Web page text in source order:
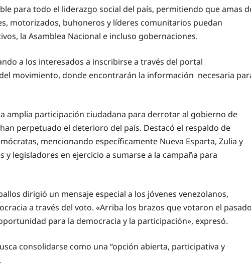
para todo el liderazgo social del país, permitiendo que amas
motorizados, buhoneros y líderes comunitarios puedan
la Asamblea Nacional e incluso gobernaciones.
a los interesados a inscribirse a través del portal
movimiento, donde encontrarán la información necesaria
amplia participación ciudadana para derrotar al gobierno de
perpetuado el deterioro del país. Destacó el respaldo de
mencionando específicamente Nueva Esparta, Zulia y
y legisladores en ejercicio a sumarse a la campaña para
dirigió un mensaje especial a los jóvenes venezolanos,
a través del voto. «Arriba los brazos que votaron el
para la democracia y la participación», expresó.
consolidarse como una “opción abierta, participativa y